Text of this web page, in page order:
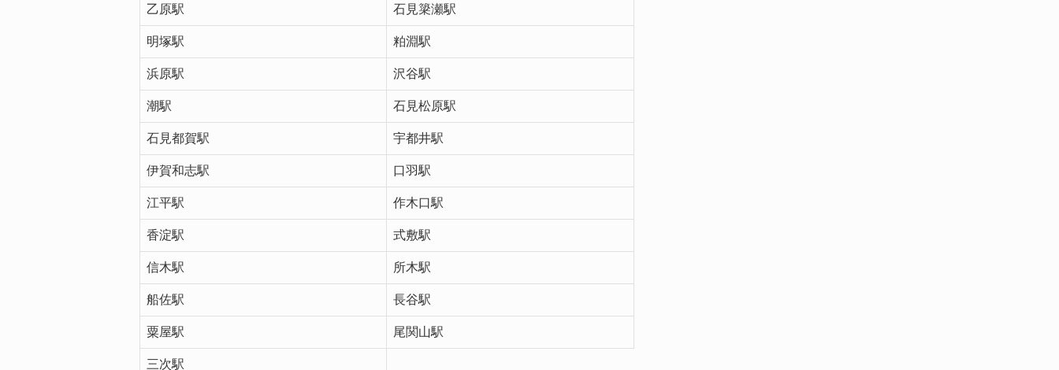
乙原駅 石見簗瀬駅
明塚駅 粕淵駅
浜原駅 沢谷駅
潮駅 石見松原駅
石見都賀駅 宇都井駅
伊賀和志駅 口羽駅
江平駅 作木口駅
香淀駅 式敷駅
信木駅 所木駅
船佐駅 長谷駅
粟屋駅 尾関山駅
三次駅